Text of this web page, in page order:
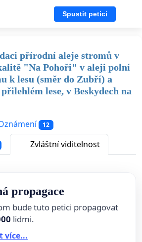
Spustit petici
přírodní aleje stromů v
"Na Pohoři" v aleji polní
k lesu (směr do Zubří) a
lese, v Beskydech na
12
Zvláštní viditelnost
propagace
bude tuto petici propagovat
lidmi.
více...